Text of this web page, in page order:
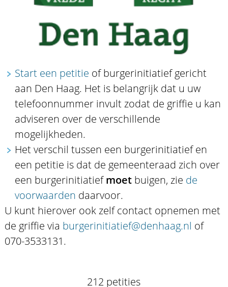
Start een petitie of burgerinitiatief gericht
aan Den Haag. Het is belangrijk dat u uw
telefoonnummer invult zodat de griffie u kan
adviseren over de verschillende
mogelijkheden.
Het verschil tussen een burgerinitiatief en
een petitie is dat de gemeenteraad zich over
een burgerinitiatiefmoetbuigen, zie de
voorwaarden daarvoor.
U kunt hierover ook zelf contact opnemen met
de griffie via burgerinitiatief@denhaag.nl of
070-3533131.
212 petities